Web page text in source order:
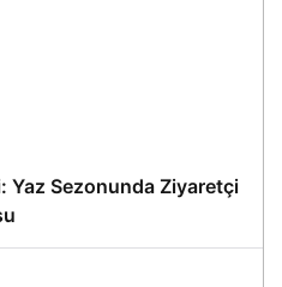
Yaz Sezonunda Ziyaretçi